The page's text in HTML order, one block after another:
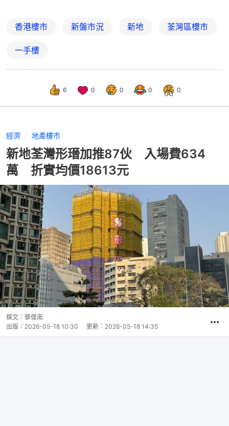
香港樓市 新盤市況 新地 荃灣區樓市
一手樓
6 0 0 0 0
經濟 地產樓市
新地荃灣形瑨加推87伙 入場費634
萬 折實均價18613元
撰文： 蔡偉南
出版： 2026-05-18 10:30 更新： 2026-05-18 14:35